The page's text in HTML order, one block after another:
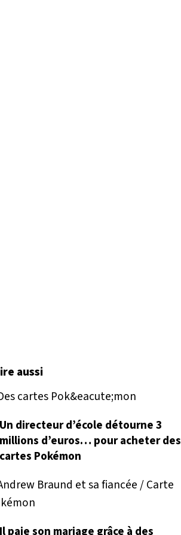
aussi
Un directeur d’école détourne 3
millions d’euros… pour acheter des
cartes Pokémon
Il paie son mariage grâce à des